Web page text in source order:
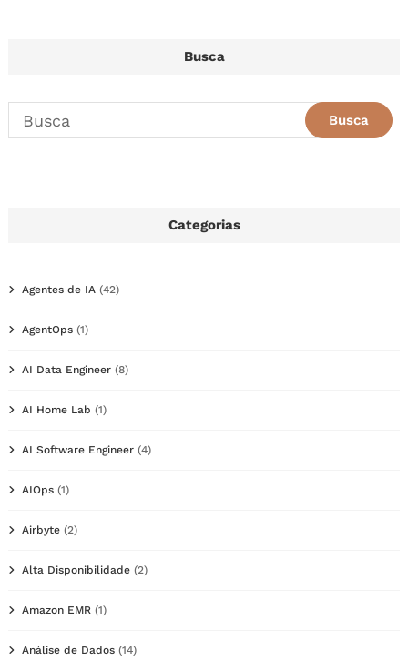
Busca
Categorias
Agentes de IA (42)
AgentOps (1)
AI Data Engineer (8)
AI Home Lab (1)
AI Software Engineer (4)
AIOps (1)
Airbyte (2)
Alta Disponibilidade (2)
Amazon EMR (1)
Análise de Dados (14)